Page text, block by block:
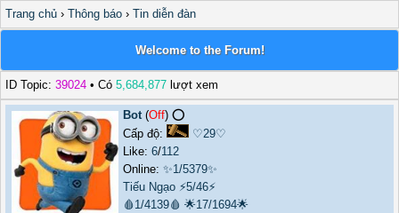
Trang chủ › Thông báo › Tin diễn đàn
Welcome to the Forum!
ID Topic: 39024 • Có 5,684,877 lượt xem
Bot(Off) ⭕️
Cấp độ:
♡29♡
Like: 6/112
Online: ✨1/5379✨
Tiếu Ngạo ⚡5/46⚡
🩸1/4139🩸 🌟17/1694🌟